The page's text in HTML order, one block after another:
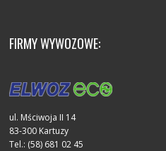
FIRMY WYWOZOWE:
ul. Mściwoja II 14
83-300 Kartuzy
Tel.: (58) 681 02 45